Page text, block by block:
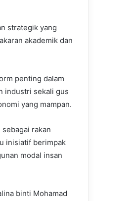
strategik yang
akademik dan
penting dalam
industri sekali gus
yang mampan.
rakan
inisiatif berimpak
modal insan
binti Mohamad